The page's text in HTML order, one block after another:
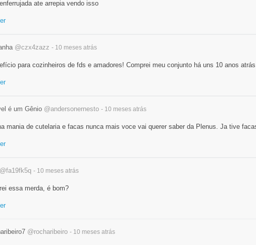
ate arrepia vendo isso
@czx4zazz - 10 meses atrás
para cozinheiros de fds e amadores! Comprei meu conjunto há uns 10 anos
é um Gênio @andersonernesto - 10 meses atrás
mania de cutelaria e facas nunca mais voce vai querer saber da Plenus. Ja tive
@fa19fk5q - 10 meses atrás
essa merda, é bom?
@rocharibeiro - 10 meses atrás